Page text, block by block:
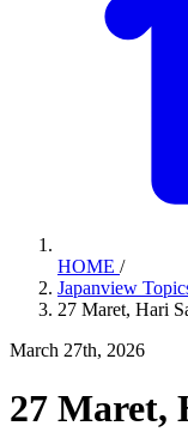
HOME /
Japanview
27 Maret, Hari
March 27th, 2026
27 Maret,